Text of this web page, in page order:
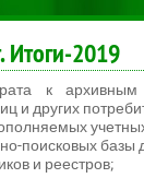
Итоги-2019
к
и других
поисковых
и реестров;